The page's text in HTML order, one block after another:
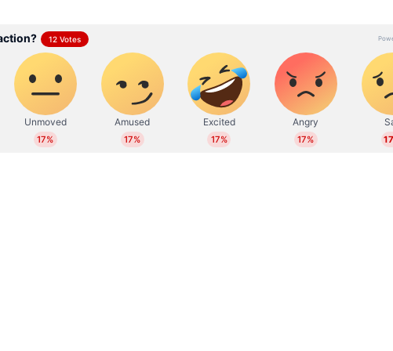
ഇംഗ്ലീഷ് സാഹിത്യത്തിൽ ബിരുദവും ജേണലിസത്തില്‍
നേടി. കേരള, ദേശീയ, അന്താരാഷ്ട്ര, ഗൾഫ് വാര്‍ത്തകള്‍,
ആരോഗ്യം തുടങ്ങിയ വിഷയങ്ങളില്‍ എഴുതുന്നു. ഏഴ്
കാലയളവില്‍ നിരവധി ന്യൂസ് സ്‌റ്റോറികള്‍, ഫീച്ചറുകള്‍,
ലേഖനങ്ങള്‍ തുടങ്ങിയവ പ്രസിദ്ധീകരിച്ചു. ഡിജിറ്റല്‍
ഇ മെയില്‍: reshma.vijayan@asianetnews.in